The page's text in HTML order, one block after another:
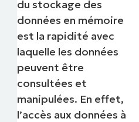
du stockage des
données en mémoire
est la rapidité avec
laquelle les données
peuvent être
consultées et
manipulées. En effet,
l’accès aux données à